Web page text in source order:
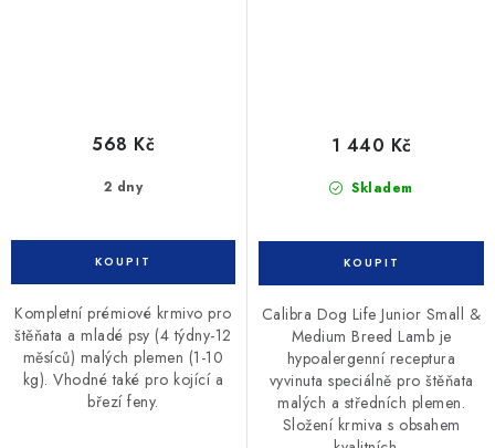
2 dny
568 Kč
Kompletní prémiové krmivo pro
štěňata a mladé psy (4 týdny-12
měsíců) malých plemen (1-10
kg). Vhodné také pro kojící a
březí feny.
Skladem
1 440 Kč
Calibra Dog Life Junior Small &
Medium Breed Lamb je
hypoalergenní receptura
vyvinuta speciálně pro štěňata
malých a středních plemen.
Složení krmiva s obsahem